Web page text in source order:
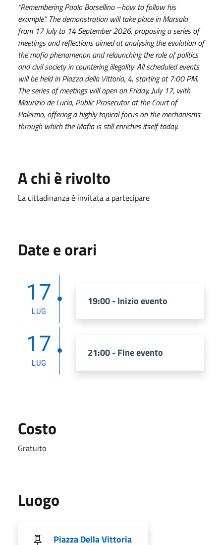
“Remembering Paolo Borsellino –how to follow his
example”. The demonstration will take place in Marsala
from 17 July to 14 September 2026, proposing a series of
meetings and reflections aimed at analysing the evolution of
the mafia phenomenon and relaunching the role of politics
and civil society in countering illegality. All scheduled events
will be held in Piazza della Vittoria, 4, starting at 7:00 PM.
The series of meetings will open on Friday, July 17, with
Maurizio de Lucia, Public Prosecutor at the Court of
Palermo, offering a highly topical focus on the mechanisms
through which the Mafia is still enriches itself today.
A chi è rivolto
La cittadinanza è invitata a partecipare
Date e orari
17
LUG
19:00 - Inizio evento
17
LUG
21:00 - Fine evento
Costo
Gratuito
Luogo
Piazza Della Vittoria